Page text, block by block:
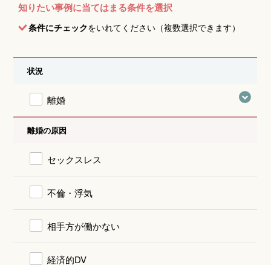
知りたい事例に当てはまる条件を選択
条件にチェックをいれてください（複数選択できます）
状況
離婚
離婚の原因
セックスレス
不倫・浮気
相手方が働かない
経済的DV